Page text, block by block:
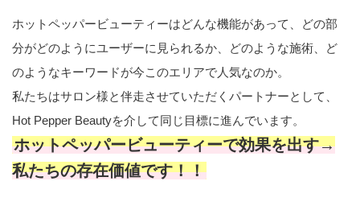
ホットペッパービューティーはどんな機能があって、どの部
分がどのようにユーザーに見られるか、どのような施術、ど
のようなキーワードが今このエリアで人気なのか。
私たちはサロン様と伴走させていただくパートナーとして、
Hot Pepper Beautyを介して同じ目標に進んでいます。
ホットペッパービューティーで効果を出す→
私たちの存在価値です！！